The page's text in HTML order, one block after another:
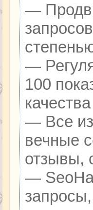
—
—
100
— Все
вечные
отзывы,
—